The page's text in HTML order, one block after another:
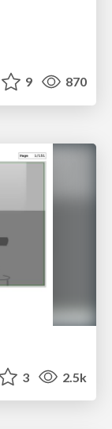
9 870
3 2.5k